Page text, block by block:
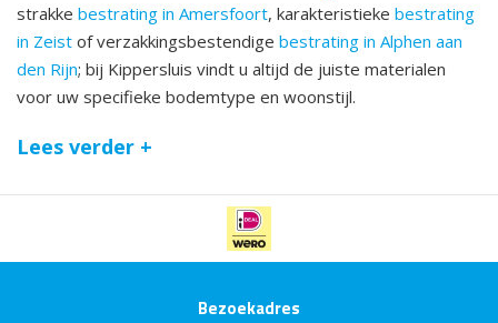
strakke bestrating in Amersfoort, karakteristieke bestrating
in Zeist of verzakkingsbestendige bestrating in Alphen aan
den Rijn; bij Kippersluis vindt u altijd de juiste materialen
voor uw specifieke bodemtype en woonstijl.
Lees verder +
Bezoekadres